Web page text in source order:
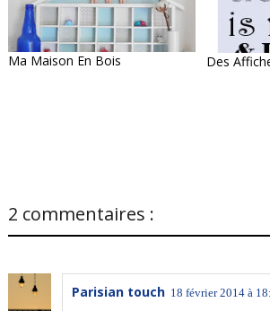
Ma Maison En Bois Des
2 commentaires :
Parisian touch 18 février 2014 à